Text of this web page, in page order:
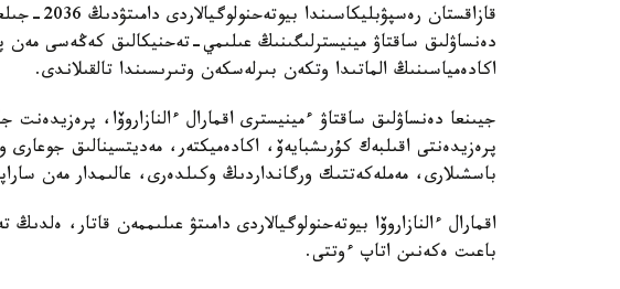
قازاقستان
دەنساۋلىق ساقتاۋ مينيسترلىگىنىڭ عىلىمي-تەحنيكالىق كەڭەسى مەن
اكادەمياسىنىڭ الماتىدا وتكەن بىرلەسكەن وتىرىسىندا تالقىلاندى.
جيىنعا دەنساۋلىق ساقتاۋ ءمينيسترى اقمارال ءالنازاروۆا، پرەزيدەنت
پرەزيدەنتى اقىلبەك كۇرىشبايەۆ، اكادەميكتەر، مەديتسينالىق
باسشىلارى، مەملەكەتتىك ورگانداردىڭ وكىلدەرى، عالىمدار مەن
اقمارال ءالنازاروۆا بيوتەحنولوگيالاردى دامىتۋ عىلىممەن قاتار،
باعىت ەكەنىن اتاپ ءوتتى.